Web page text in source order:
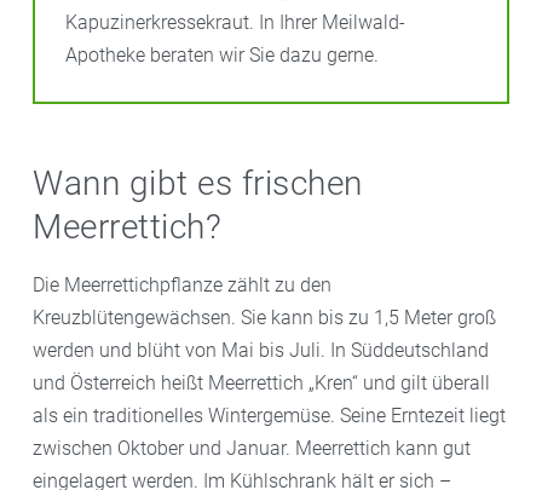
Kapuzinerkressekraut. In Ihrer Meilwald-
Apotheke beraten wir Sie dazu gerne.
Wann gibt es frischen
Meerrettich?
Die Meerrettichpflanze zählt zu den
Kreuzblütengewächsen. Sie kann bis zu 1,5 Meter groß
werden und blüht von Mai bis Juli. In Süddeutschland
und Österreich heißt Meerrettich „Kren“ und gilt überall
als ein traditionelles Wintergemüse. Seine Erntezeit liegt
zwischen Oktober und Januar. Meerrettich kann gut
eingelagert werden. Im Kühlschrank hält er sich –